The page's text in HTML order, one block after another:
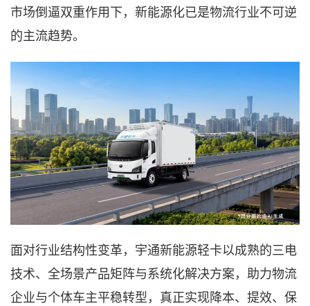
市场倒逼双重作用下，新能源化已是物流行业不可逆
的主流趋势。
面对行业结构性变革，宇通新能源轻卡以成熟的三电
技术、全场景产品矩阵与系统化解决方案，助力物流
企业与个体车主平稳转型，真正实现降本、提效、保